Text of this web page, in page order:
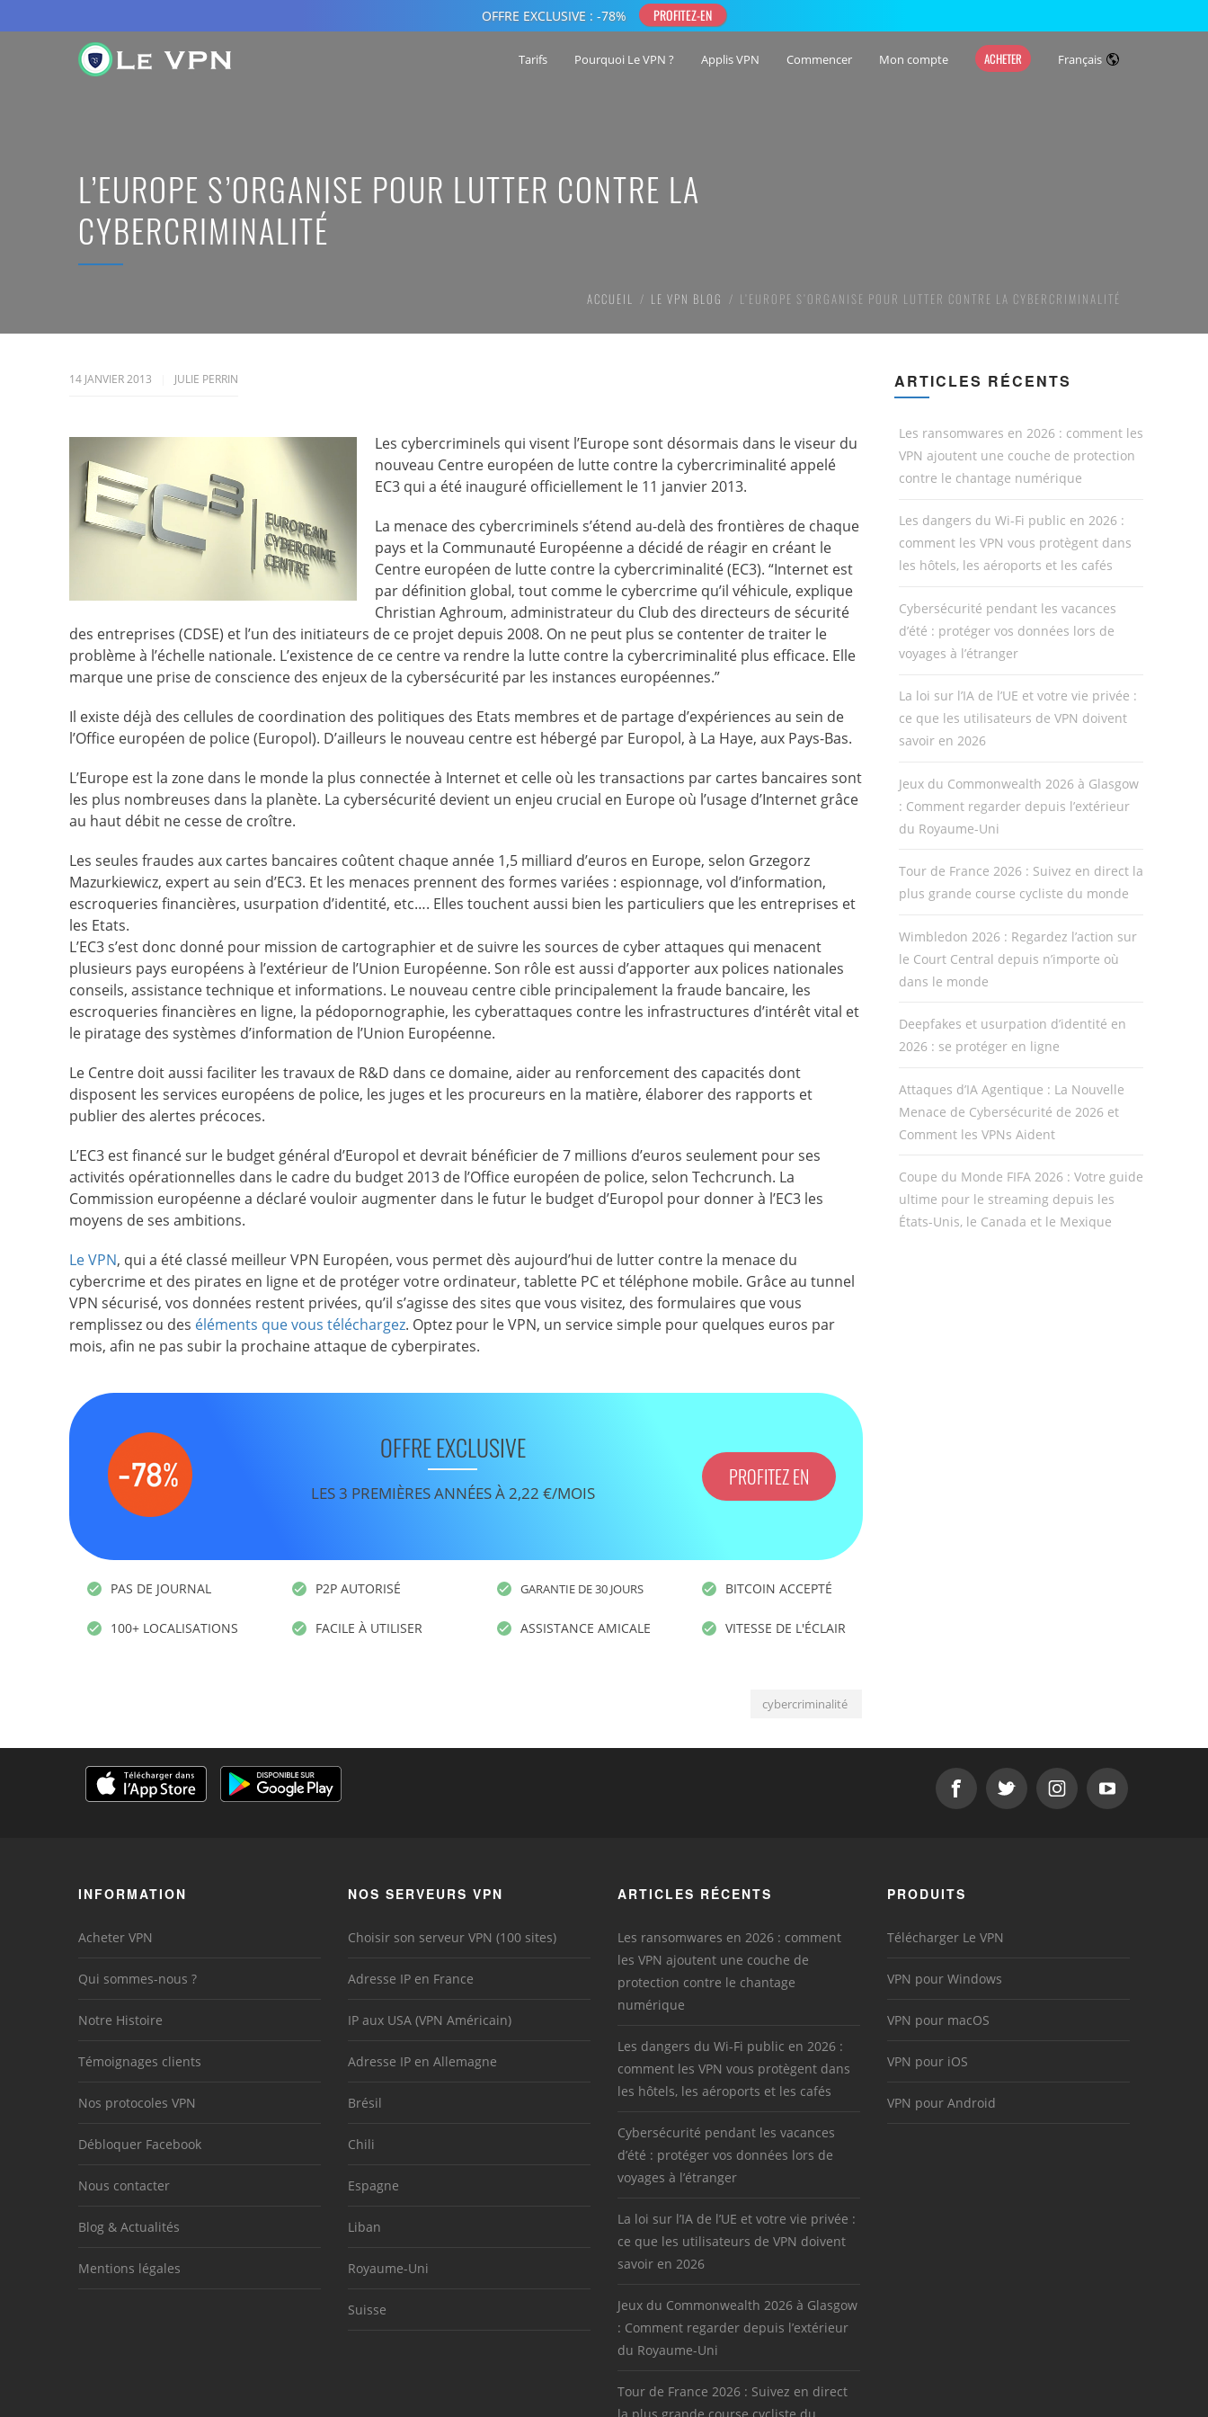
Tarifs Pourquoi Le VPN ? Applis VPN Commencer Mon compte ACHETER Français
L’EUROPE S’ORGANISE POUR LUTTER CONTRE LA
CYBERCRIMINALITÉ
ACCUEIL LE VPN BLOG L’EUROPE S’ORGANISE POUR LUTTER CONTRE LA CYBERCRIMINALITÉ
14 JANVIER 2013 JULIE PERRIN
Les cybercriminels qui visent l’Europe sont désormais dans le viseur du
nouveau Centre européen de lutte contre la cybercriminalité appelé
EC3 qui a été inauguré officiellement le 11 janvier 2013.
La menace des cybercriminels s’étend au-delà des frontières de chaque
pays et la Communauté Européenne a décidé de réagir en créant le
Centre européen de lutte contre la cybercriminalité (EC3). “Internet est
par définition global, tout comme le cybercrime qu’il véhicule, explique
Christian Aghroum, administrateur du Club des directeurs de sécurité
des entreprises (CDSE) et l’un des initiateurs de ce projet depuis 2008. On ne peut plus se contenter de traiter le
problème à l’échelle nationale. L’existence de ce centre va rendre la lutte contre la cybercriminalité plus efficace. Elle
marque une prise de conscience des enjeux de la cybersécurité par les instances européennes.”
Il existe déjà des cellules de coordination des politiques des Etats membres et de partage d’expériences au sein de
l’Office européen de police (Europol). D’ailleurs le nouveau centre est hébergé par Europol, à La Haye, aux Pays-Bas.
L’Europe est la zone dans le monde la plus connectée à Internet et celle où les transactions par cartes bancaires sont
les plus nombreuses dans la planète. La cybersécurité devient un enjeu crucial en Europe où l’usage d’Internet grâce
au haut débit ne cesse de croître.
Les seules fraudes aux cartes bancaires coûtent chaque année 1,5 milliard d’euros en Europe, selon Grzegorz
Mazurkiewicz, expert au sein d’EC3. Et les menaces prennent des formes variées : espionnage, vol d’information,
escroqueries financières, usurpation d’identité, etc…. Elles touchent aussi bien les particuliers que les entreprises et
les Etats.
L’EC3 s’est donc donné pour mission de cartographier et de suivre les sources de cyber attaques qui menacent
plusieurs pays européens à l’extérieur de l’Union Européenne. Son rôle est aussi d’apporter aux polices nationales
conseils, assistance technique et informations. Le nouveau centre cible principalement la fraude bancaire, les
escroqueries financières en ligne, la pédopornographie, les cyberattaques contre les infrastructures d’intérêt vital et
le piratage des systèmes d’information de l’Union Européenne.
Le Centre doit aussi faciliter les travaux de R&D dans ce domaine, aider au renforcement des capacités dont
disposent les services européens de police, les juges et les procureurs en la matière, élaborer des rapports et
publier des alertes précoces.
L’EC3 est financé sur le budget général d’Europol et devrait bénéficier de 7 millions d’euros seulement pour ses
activités opérationnelles dans le cadre du budget 2013 de l’Office européen de police, selon Techcrunch. La
Commission européenne a déclaré vouloir augmenter dans le futur le budget d’Europol pour donner à l’EC3 les
moyens de ses ambitions.
Le VPN, qui a été classé meilleur VPN Européen, vous permet dès aujourd’hui de lutter contre la menace du
cybercrime et des pirates en ligne et de protéger votre ordinateur, tablette PC et téléphone mobile. Grâce au tunnel
VPN sécurisé, vos données restent privées, qu’il s’agisse des sites que vous visitez, des formulaires que vous
remplissez ou des éléments que vous téléchargez. Optez pour le VPN, un service simple pour quelques euros par
mois, afin ne pas subir la prochaine attaque de cyberpirates.
OFFRE EXCLUSIVE
LES 3 PREMIÈRES ANNÉES À 2,22 €/MOIS
PROFITEZ EN
PAS DE JOURNAL
100+ LOCALISATIONS
P2P AUTORISÉ
FACILE À UTILISER
GARANTIE DE 30 JOURS
ASSISTANCE AMICALE
BITCOIN ACCEPTÉ
VITESSE DE L'ÉCLAIR
cybercriminalité
ARTICLES RÉCENTS
Les ransomwares en 2026 : comment les
VPN ajoutent une couche de protection
contre le chantage numérique
Les dangers du Wi-Fi public en 2026 :
comment les VPN vous protègent dans
les hôtels, les aéroports et les cafés
Cybersécurité pendant les vacances
d’été : protéger vos données lors de
voyages à l’étranger
La loi sur l’IA de l’UE et votre vie privée :
ce que les utilisateurs de VPN doivent
savoir en 2026
Jeux du Commonwealth 2026 à Glasgow
: Comment regarder depuis l’extérieur
du Royaume-Uni
Tour de France 2026 : Suivez en direct la
plus grande course cycliste du monde
Wimbledon 2026 : Regardez l’action sur
le Court Central depuis n’importe où
dans le monde
Deepfakes et usurpation d’identité en
2026 : se protéger en ligne
Attaques d’IA Agentique : La Nouvelle
Menace de Cybersécurité de 2026 et
Comment les VPNs Aident
Coupe du Monde FIFA 2026 : Votre guide
ultime pour le streaming depuis les
États-Unis, le Canada et le Mexique
INFORMATION
Acheter VPN
Qui sommes-nous ?
Notre Histoire
Témoignages clients
Nos protocoles VPN
Débloquer Facebook
Nous contacter
Blog & Actualités
Mentions légales
NOS SERVEURS VPN
Choisir son serveur VPN (100 sites)
Adresse IP en France
IP aux USA (VPN Américain)
Adresse IP en Allemagne
Brésil
Chili
Espagne
Liban
Royaume-Uni
Suisse
ARTICLES RÉCENTS
Les ransomwares en 2026 : comment
les VPN ajoutent une couche de
protection contre le chantage
numérique
Les dangers du Wi-Fi public en 2026 :
comment les VPN vous protègent dans
les hôtels, les aéroports et les cafés
Cybersécurité pendant les vacances
d’été : protéger vos données lors de
voyages à l’étranger
La loi sur l’IA de l’UE et votre vie privée :
ce que les utilisateurs de VPN doivent
savoir en 2026
Jeux du Commonwealth 2026 à Glasgow
: Comment regarder depuis l’extérieur
du Royaume-Uni
Tour de France 2026 : Suivez en direct
PRODUITS
Télécharger Le VPN
VPN pour Windows
VPN pour macOS
VPN pour iOS
VPN pour Android